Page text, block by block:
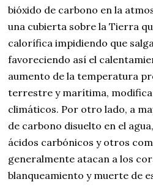
bióxido de carbono en la
una cubierta sobre la Tierra
calorífica impidiendo que
favoreciendo así el
aumento de la temperatura
terrestre y marítima,
climáticos. Por otro lado, a
de carbono disuelto en el
ácidos carbónicos y otros
generalmente atacan a los
blanqueamiento y muerte de